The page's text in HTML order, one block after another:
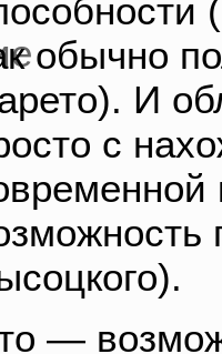
обычно
И
с
—